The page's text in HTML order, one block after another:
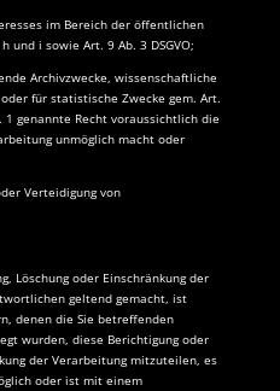
im Bereich der öffentlichen
und i sowie Art. 9 Ab. 3 DSGVO;
Archivzwecke, wissenschaftliche
für statistische Zwecke gem. Art.
1 genannte Recht voraussichtlich die
unmöglich macht oder
Verteidigung von
Löschung oder Einschränkung der
geltend gemacht, ist
denen die Sie betreffenden
wurden, diese Berichtigung oder
der Verarbeitung mitzuteilen, es
oder ist mit einem